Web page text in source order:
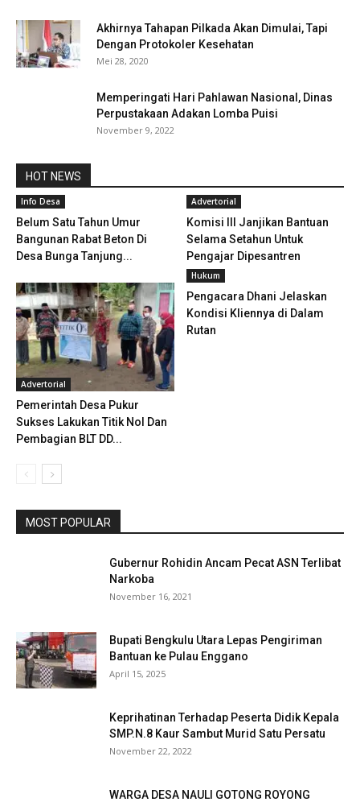
Akhirnya Tahapan Pilkada Akan Dimulai, Tapi
Dengan Protokoler Kesehatan
Mei 28, 2020
Memperingati Hari Pahlawan Nasional, Dinas
Perpustakaan Adakan Lomba Puisi
November 9, 2022
HOT NEWS
Info Desa
Belum Satu Tahun Umur
Bangunan Rabat Beton Di
Desa Bunga Tanjung...
Advertorial
Komisi III Janjikan Bantuan
Selama Setahun Untuk
Pengajar Dipesantren
Advertorial
Pemerintah Desa Pukur
Sukses Lakukan Titik Nol Dan
Pembagian BLT DD...
Hukum
Pengacara Dhani Jelaskan
Kondisi Kliennya di Dalam
Rutan
MOST POPULAR
Gubernur Rohidin Ancam Pecat ASN Terlibat
Narkoba
November 16, 2021
Bupati Bengkulu Utara Lepas Pengiriman
Bantuan ke Pulau Enggano
April 15, 2025
Keprihatinan Terhadap Peserta Didik Kepala
SMP.N.8 Kaur Sambut Murid Satu Persatu
November 22, 2022
WARGA DESA NAULI GOTONG ROYONG